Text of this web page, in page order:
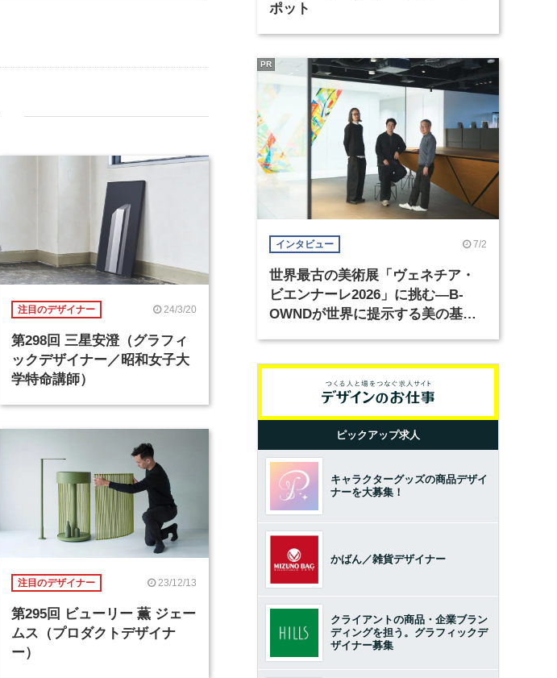
注目のデザイナー 24/3/20
第298回 三星安澄（グラフィ
ックデザイナー／昭和女子大
学特命講師）
注目のデザイナー 23/12/13
第295回 ビューリー 薫 ジェー
ムス（プロダクトデザイナ
ー）
ポット
インタビュー 7/2
世界最古の美術展「ヴェネチア・
ビエンナーレ2026」に挑む―B-
OWNDが世界に提示する美の基準
PR
ピックアップ求人
キャラクターグッズの商品デザイ
ナーを大募集！
かばん／雑貨デザイナー
クライアントの商品・企業ブラン
ディングを担う。グラフィックデ
ザイナー募集